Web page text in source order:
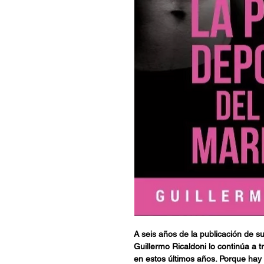
A seis años de la publicación de
Guillermo Ricaldoni lo continúa a
en estos últimos años. Porque